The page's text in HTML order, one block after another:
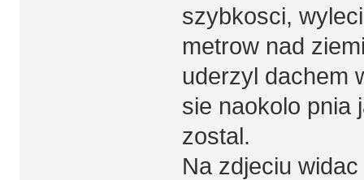
szybkosci,
metrow nad
uderzyl dachem
sie naokolo pnia
zostal.
Na zdjeciu